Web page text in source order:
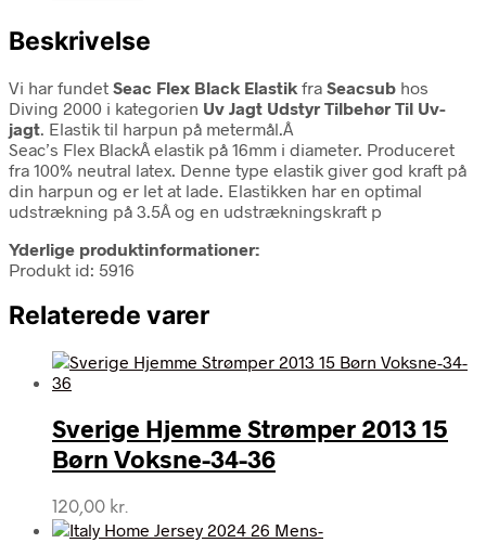
Beskrivelse
Vi har fundet Seac Flex Black Elastik fra Seacsub hos
Diving 2000 i kategorien Uv Jagt Udstyr Tilbehør Til Uv-
jagt. Elastik til harpun på metermål.Â
Seac’s Flex BlackÂ elastik på 16mm i diameter. Produceret
fra 100% neutral latex. Denne type elastik giver god kraft på
din harpun og er let at lade. Elastikken har en optimal
udstrækning på 3.5Â og en udstrækningskraft p
Yderlige produktinformationer:
Produkt id: 5916
Relaterede varer
Sverige Hjemme Strømper 2013 15
Børn Voksne-34-36
120,00 kr.